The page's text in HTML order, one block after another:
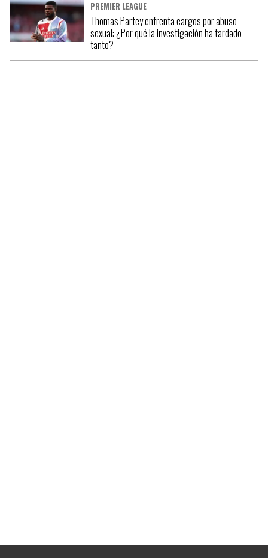
PREMIER LEAGUE
Thomas Partey enfrenta cargos por abuso
sexual: ¿Por qué la investigación ha tardado
tanto?